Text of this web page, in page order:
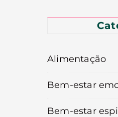
Alimentação
Bem-estar
Bem-estar